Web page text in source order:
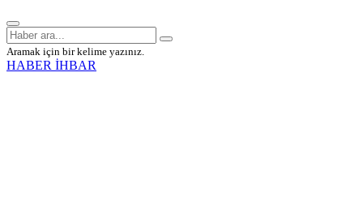
Aramak için bir kelime yazınız.
HABER İHBAR